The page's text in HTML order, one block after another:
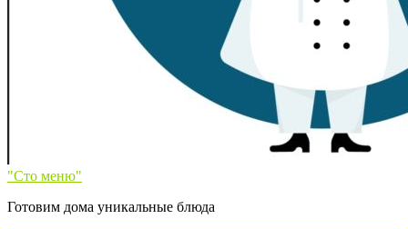
"Сто меню"
Готовим дома уникальные блюда